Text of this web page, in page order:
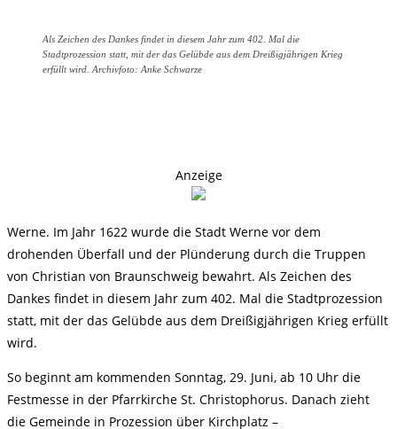
Als Zeichen des Dankes findet in diesem Jahr zum 402. Mal die
Stadtprozession statt, mit der das Gelübde aus dem Dreißigjährigen Krieg
erfüllt wird. Archivfoto: Anke Schwarze
Anzeige
Werne. Im Jahr 1622 wurde die Stadt Werne vor dem
drohenden Überfall und der Plünderung durch die Truppen
von Christian von Braunschweig bewahrt. Als Zeichen des
Dankes findet in diesem Jahr zum 402. Mal die Stadtprozession
statt, mit der das Gelübde aus dem Dreißigjährigen Krieg erfüllt
wird.
So beginnt am kommenden Sonntag, 29. Juni, ab 10 Uhr die
Festmesse in der Pfarrkirche St. Christophorus. Danach zieht
die Gemeinde in Prozession über Kirchplatz –